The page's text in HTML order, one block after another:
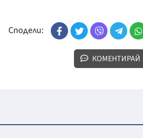
Сподели:
КОМЕНТИРАЙ